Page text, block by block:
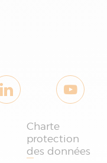
Charte
protection
des données